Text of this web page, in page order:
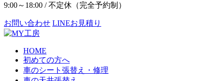
9:00～18:00 / 不定休（完全予約制）
お問い合わせ LINEお見積り
HOME
初めての方へ
車のシート張替え・修理